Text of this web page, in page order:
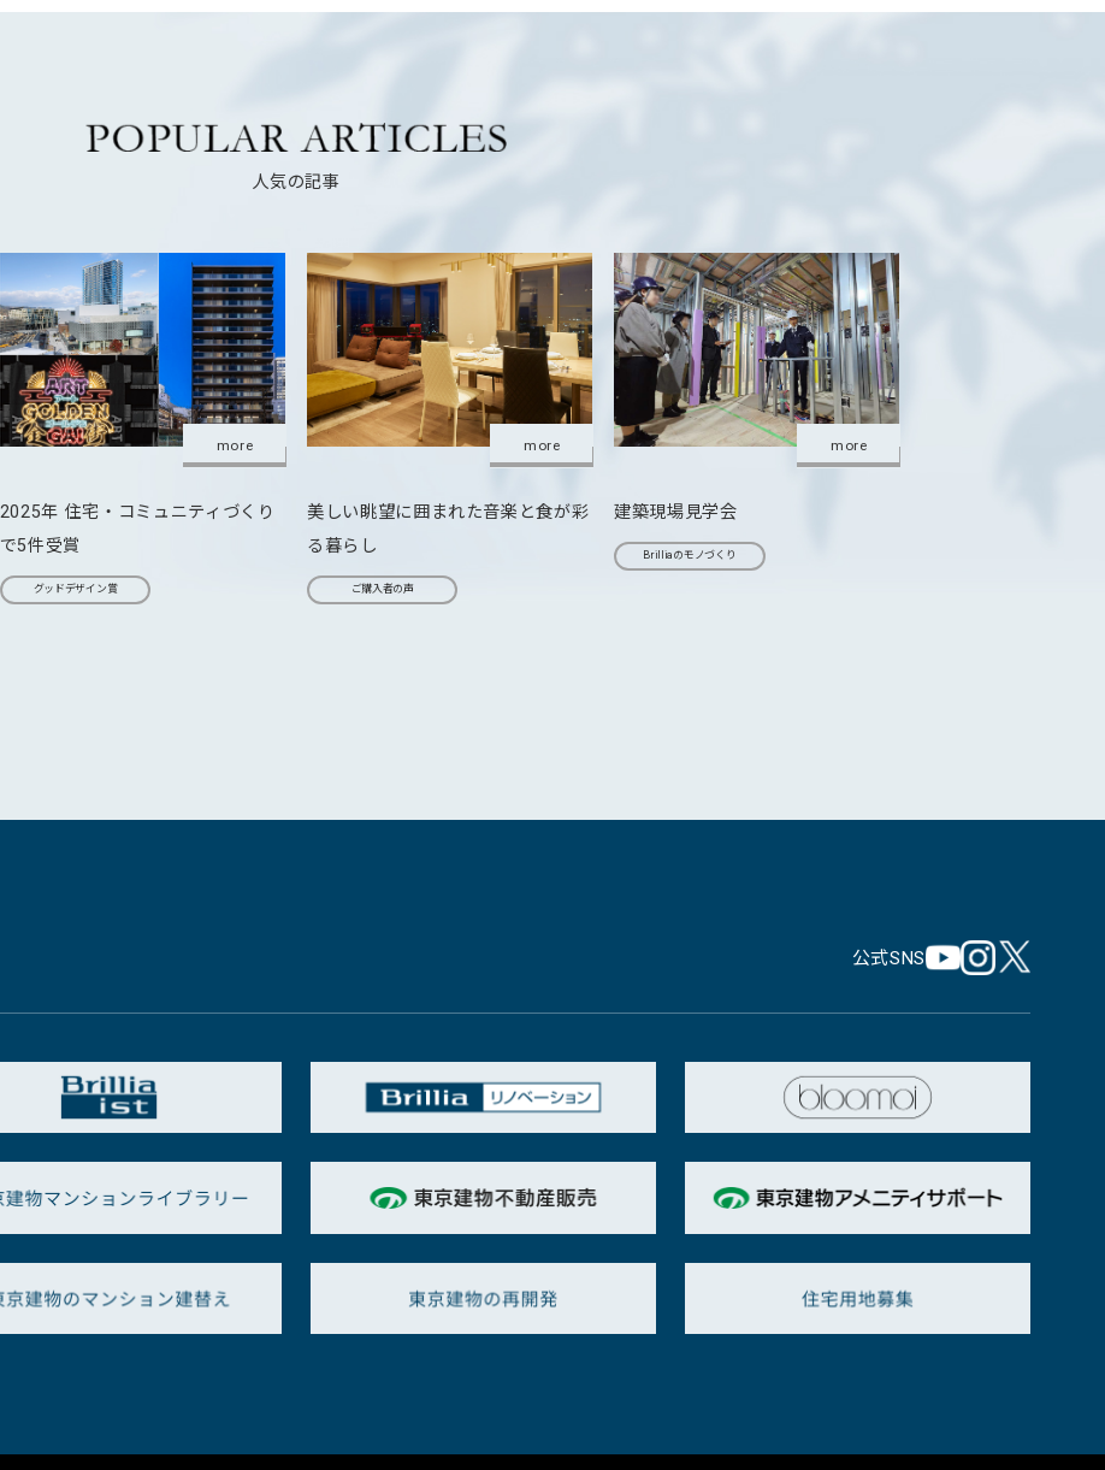
人気の記事
more
2025年 住宅・コミュニティづくり
で5件受賞
グッドデザイン賞
more
美しい眺望に囲まれた音楽と食が彩
る暮らし
ご購入者の声
more
建築現場見学会
Brilliaのモノづくり
公式SNS